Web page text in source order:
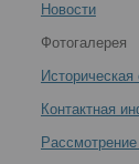
12 – 13
Всероссийская
Новости
Фотогалерея
Историческая
Контактная